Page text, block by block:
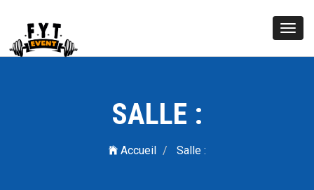
SALLE :
Accueil Salle :